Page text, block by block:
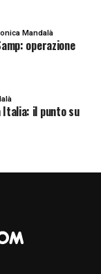
Mandalà
operazione
Italia: il punto su